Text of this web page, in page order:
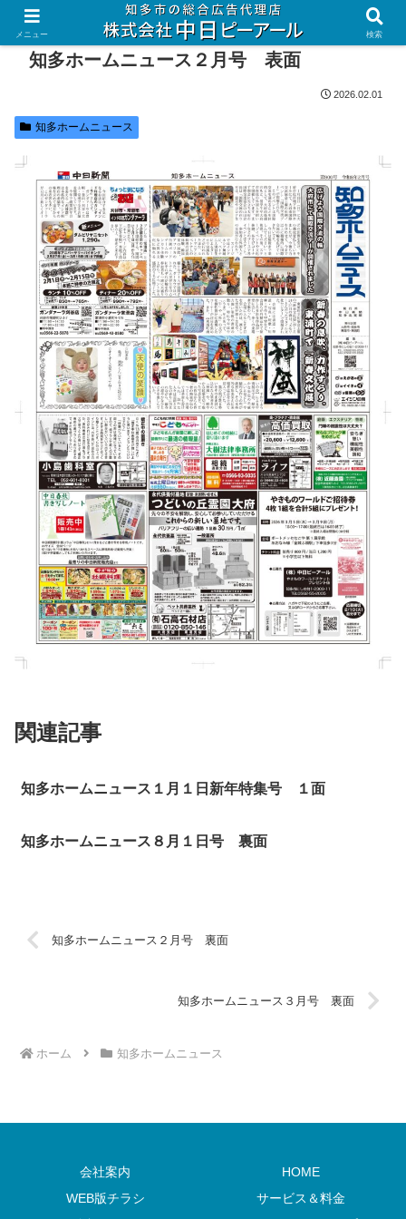
知多ホームニュース２月号 表面
2026.02.01
知多ホームニュース
関連記事
知多ホームニュース１月１日新年特集号 １面
知多ホームニュース８月１日号 裏面
知多ホームニュース２月号 裏面
知多ホームニュース３月号 裏面
ホーム 知多ホームニュース
会社案内
HOME
WEB版チラシ
サービス＆料金
メニュー 検索